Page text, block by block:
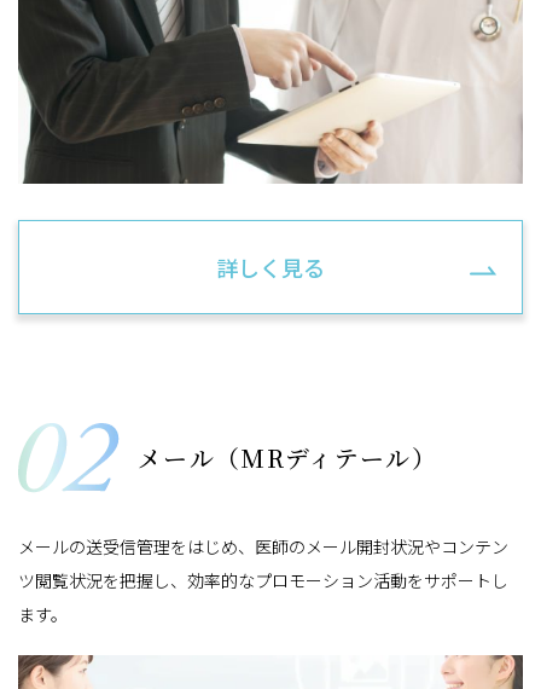
詳しく見る
メール（MRディテール）
メールの送受信管理をはじめ、医師のメール開封状況やコンテン
ツ閲覧状況を把握し、効率的なプロモーション活動をサポートし
ます。